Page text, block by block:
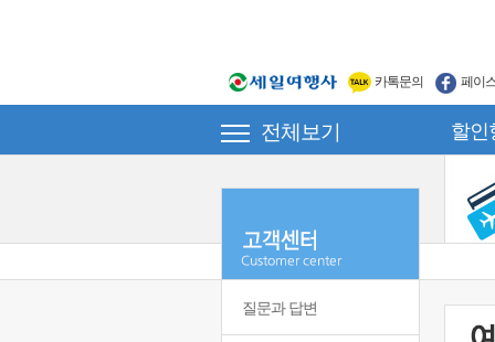
카톡문의 페이
전체보기 할인
질문과 답변